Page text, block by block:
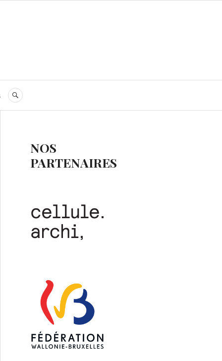
RECHERCHE
NOS
PARTENAIRES